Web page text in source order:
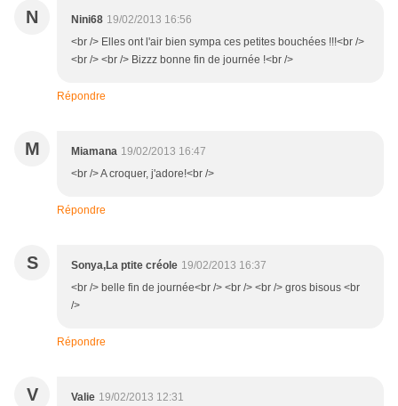
N Nini68 19/02/2013 16:56
<br /> Elles ont l'air bien sympa ces petites bouchées !!!<br />
<br /> <br /> Bizzz bonne fin de journée !<br />
Répondre
M Miamana 19/02/2013 16:47
<br /> A croquer, j'adore!<br />
Répondre
S Sonya,La ptite créole 19/02/2013 16:37
<br /> belle fin de journée<br /> <br /> <br /> gros bisous <br
/>
Répondre
V Valie 19/02/2013 12:31